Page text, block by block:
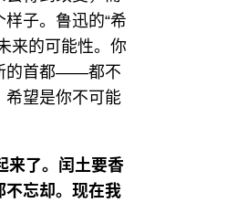
子。鲁迅的“希
来的可能性。你
的首都——都不
希望是你不可能
来了。闰土要香
不忘却。现在我